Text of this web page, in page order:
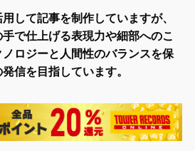
して記事を制作していますが、
で仕上げる表現力や細部へのこ
ロジーと人間性のバランスを保
信を目指しています。